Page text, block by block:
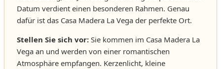
Datum verdient einen besonderen Rahmen. Genau
dafür ist das Casa Madera La Vega der perfekte Ort.
Stellen Sie sich vor: Sie kommen im Casa Madera La
Vega an und werden von einer romantischen
Atmosphäre empfangen. Kerzenlicht, kleine